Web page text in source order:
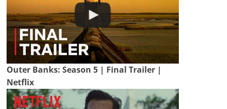
Outer Banks: Season 5 | Final Trailer |
Netflix